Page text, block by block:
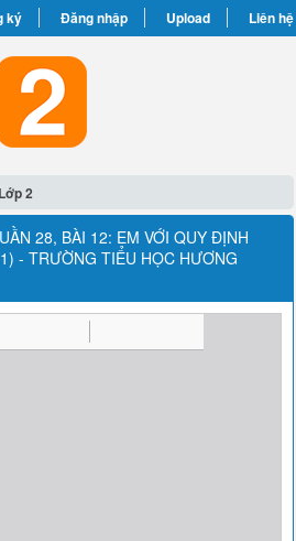
ký Đăng nhập Upload Liên hệ
2
28, BÀI 12: EM VỚI QUY ĐỊNH
- TRƯỜNG TIỂU HỌC HƯƠNG